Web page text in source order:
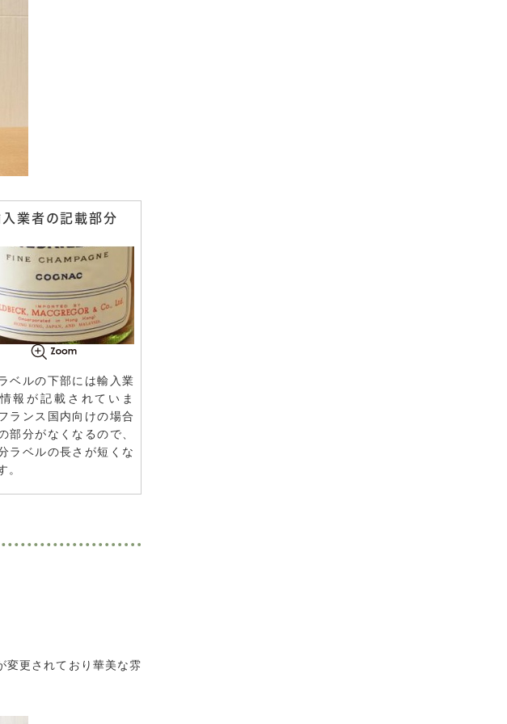
入業者の記載部分
ベルの下部には輸入業
報が記載されていま
ランス国内向けの場合
部分がなくなるので、
ラベルの長さが短くな
。
変更されており華美な雰